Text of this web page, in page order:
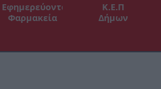
Εφημερεύοντα
Φαρμακεία
Κ.Ε.Π
Δήμων